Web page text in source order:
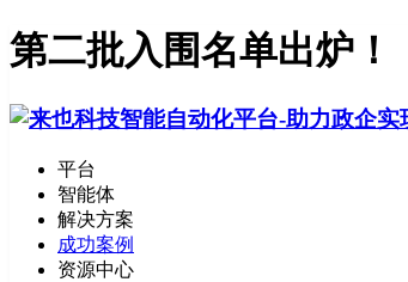
第二批入围名单出炉！
平台
智能体
解决方案
成功案例
资源中心